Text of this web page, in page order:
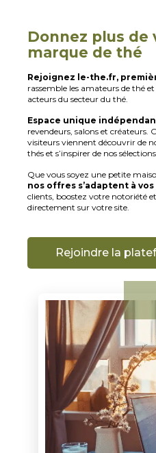
Donnez plus de
marque de thé
Rejoignez le-the.fr,
rassemble les amateurs de thé
acteurs du secteur du thé.
Espace unique
revendeurs, salons et créateurs.
visiteurs viennent découvrir de
thés et s’inspirer de nos
Que vous soyez une petite
nos offres s’adaptent à
clients, boostez votre notoriété
directement sur votre site.
Rejoindre la